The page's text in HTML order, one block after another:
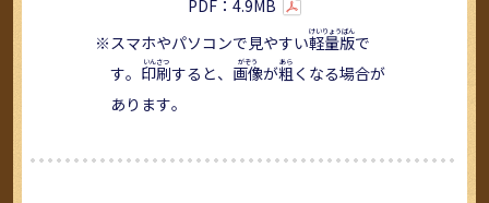
PDF：4.9MB
スマホやパソコンで見やすい軽量版で
す。 印刷すると、 画像が粗 くなる場合が
あります。